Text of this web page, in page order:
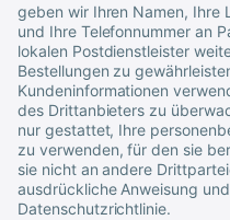
geben wir Ihren Namen, Ihre
und Ihre Telefonnummer an
lokalen Postdienstleister
Bestellungen zu
Kundeninformationen
des Drittanbieters zu
nur gestattet, Ihre
zu verwenden, für den sie
sie nicht an andere
ausdrückliche Anweisung
Datenschutzrichtlinie.